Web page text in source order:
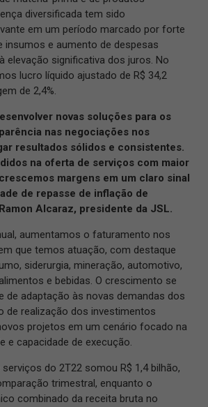
diversificada tem sido
em um período marcado por forte
insumos e aumento de despesas
elevação significativa dos juros. No
lucro líquido ajustado de R$ 34,2
de 2,4%.
novas soluções para os
nas negociações nos
resultados sólidos e consistentes.
na oferta de serviços com maior
margens em um claro sinal
de repasse de inflação de
Alcaraz, presidente da JSL.
aumentamos o faturamento nos
que temos atuação, com destaque
siderurgia, mineração, automotivo,
e bebidas. O crescimento se
de adaptação às novas demandas dos
de realização dos investimentos
projetos em um cenário focado na
e capacidade de execução.
do 2T22 somou R$ 1,4 bilhão,
trimestral, enquanto o
combinado da receita bruta no